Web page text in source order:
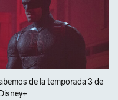
de la temporada 3 de